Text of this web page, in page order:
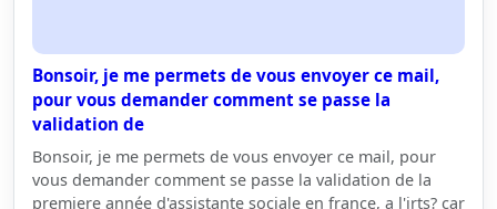
Bonsoir, je me permets de vous envoyer ce mail,
pour vous demander comment se passe la
validation de
Bonsoir, je me permets de vous envoyer ce mail, pour
vous demander comment se passe la validation de la
premiere année d'assistante sociale en france, a l'irts? car